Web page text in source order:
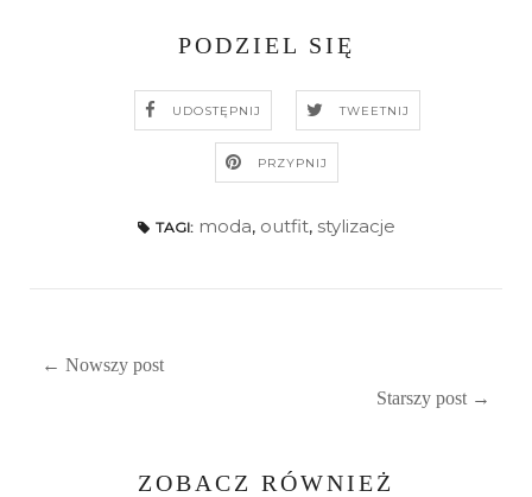
PODZIEL SIĘ
UDOSTĘPNIJ TWEETNIJ
PRZYPNIJ
TAGI: moda, outfit, stylizacje
← Nowszy post
Starszy post →
ZOBACZ RÓWNIEŻ